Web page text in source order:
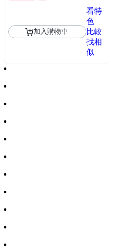
加入購物車
看特
色
比較
找相
似